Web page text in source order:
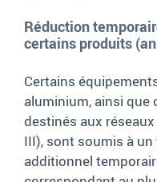
Réduction
certains produits
Certains
aluminium, ainsi que
destinés aux
III), sont soumis à
additionnel